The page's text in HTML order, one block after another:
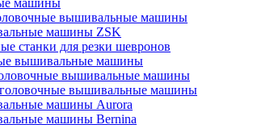
машины
вышивальные машины
машины ZSK
станки для резки шевронов
вышивальные машины
вышивальные машины
вышивальные машины
машины Aurora
машины Bernina